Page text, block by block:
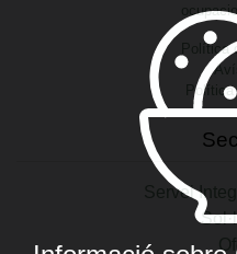
Política
Servei